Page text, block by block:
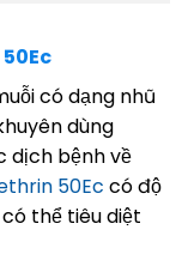
có dạng nhũ
dùng
dịch bệnh về
50Ec có độ
thể tiêu diệt